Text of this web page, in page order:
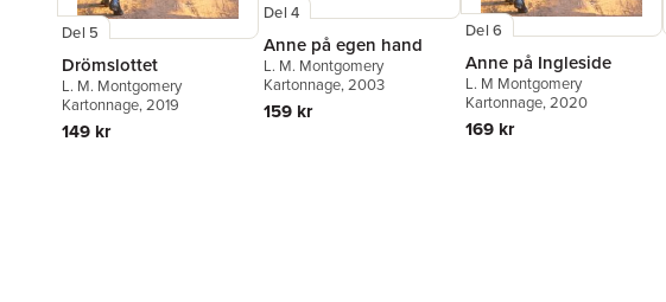
Del 5
Drömslottet
L. M. Montgomery
Kartonnage, 2019
149 kr
Del 4
Anne på egen hand
L. M. Montgomery
Kartonnage, 2003
159 kr
Del 6
Anne på Ingleside
L. M Montgomery
Kartonnage, 2020
169 kr